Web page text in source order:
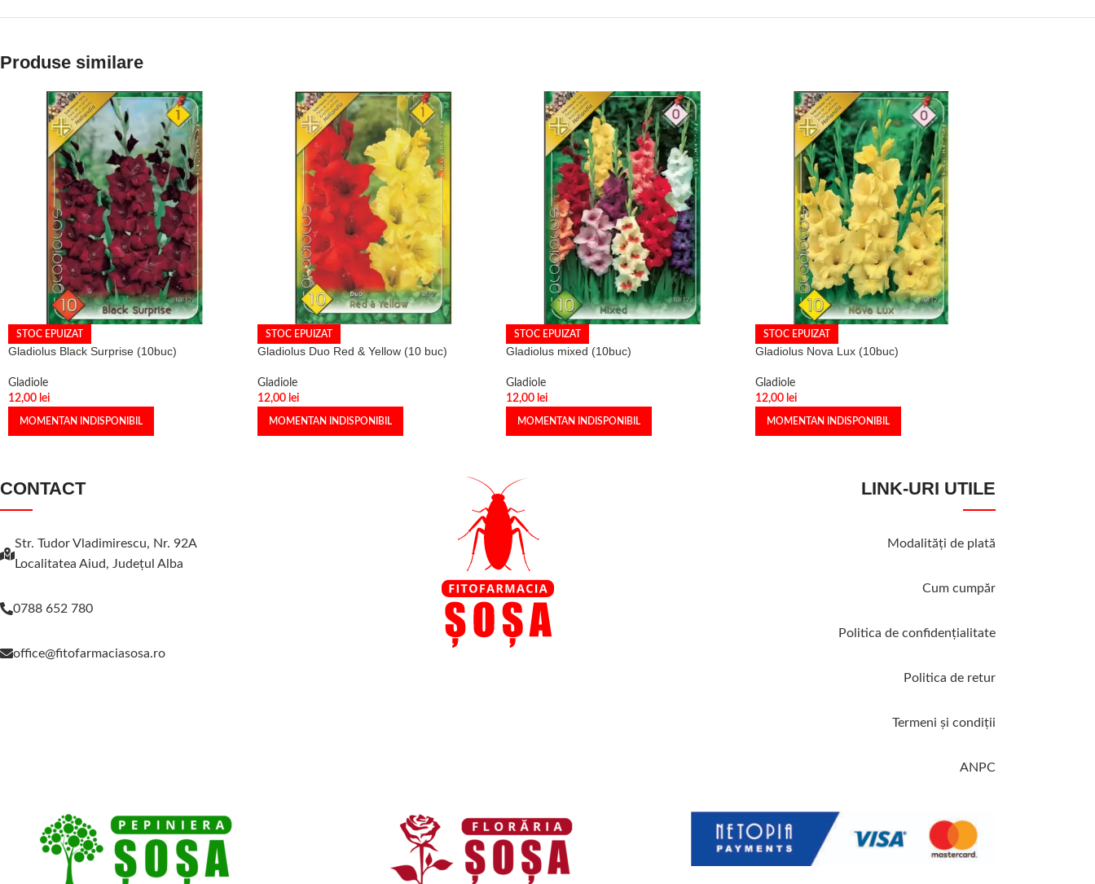
Produse similare
STOC EPUIZAT
Gladiolus Black Surprise (10buc)
Gladiole
12,00 lei
MOMENTAN INDISPONIBIL
STOC EPUIZAT
Gladiolus Duo Red & Yellow (10 buc)
Gladiole
12,00 lei
MOMENTAN INDISPONIBIL
STOC EPUIZAT
Gladiolus mixed (10buc)
Gladiole
12,00 lei
MOMENTAN INDISPONIBIL
STOC EPUIZAT
Gladiolus Nova Lux (10buc)
Gladiole
12,00 lei
MOMENTAN INDISPONIBIL
CONTACT
Str. Tudor Vladimirescu, Nr. 92A
Localitatea Aiud, Judeţul Alba
0788 652 780
office@fitofarmaciasosa.ro
LINK-URI UTILE
Modalităţi de plată
Cum cumpăr
Politica de confidenţialitate
Politica de retur
Termeni şi condiţii
ANPC